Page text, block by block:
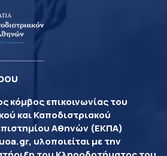
κόμβος επικοινωνίας του
και Καποδιστριακού
Αθηνών (ΕΚΠΑ)
υλοποιείται με την